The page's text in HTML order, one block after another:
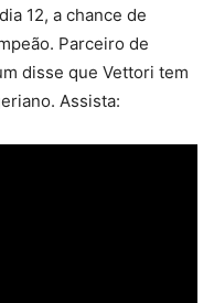
12, a chance de
Parceiro de
disse que Vettori tem
Assista: